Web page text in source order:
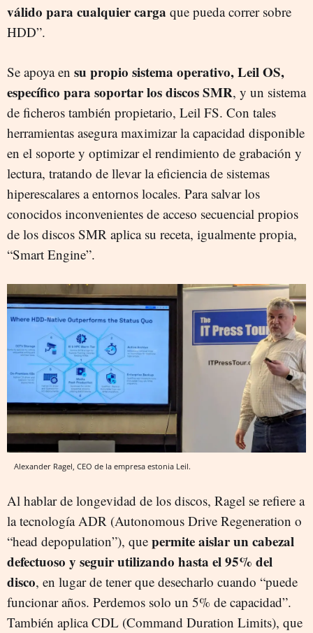
válido para cualquier carga que pueda correr sobre
HDD”.
Se apoya en su propio sistema operativo, Leil OS,
específico para soportar los discos SMR, y un sistema
de ficheros también propietario, Leil FS. Con tales
herramientas asegura maximizar la capacidad disponible
en el soporte y optimizar el rendimiento de grabación y
lectura, tratando de llevar la eficiencia de sistemas
hiperescalares a entornos locales. Para salvar los
conocidos inconvenientes de acceso secuencial propios
de los discos SMR aplica su receta, igualmente propia,
“Smart Engine”.
Alexander Ragel, CEO de la empresa estonia Leil.
Al hablar de longevidad de los discos, Ragel se refiere a
la tecnología ADR (Autonomous Drive Regeneration o
“head depopulation”), que permite aislar un cabezal
defectuoso y seguir utilizando hasta el 95% del
disco, en lugar de tener que desecharlo cuando “puede
funcionar años. Perdemos solo un 5% de capacidad”.
También aplica CDL (Command Duration Limits), que